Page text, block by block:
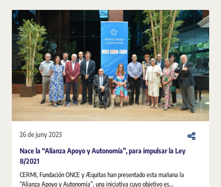
26 de juny 2023
Nace la “Alianza Apoyo y Autonomía”, para impulsar la Ley
8/2021
CERMI, Fundación ONCE y Æquitas han presentado esta mañana la
“Alianza Apoyo y Autonomía”, una iniciativa cuyo objetivo es...